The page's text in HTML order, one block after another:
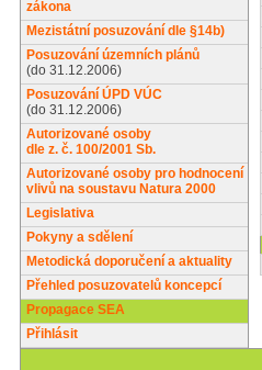
zákona
Mezistátní posuzování dle §14b)
Posuzování územních plánů
(do 31.12.2006)
Posuzování ÚPD VÚC
(do 31.12.2006)
Autorizované osoby
dle z. č. 100/2001 Sb.
Autorizované osoby pro hodnocení
vlivů na soustavu Natura 2000
Legislativa
Pokyny a sdělení
Metodická doporučení a aktuality
Přehled posuzovatelů koncepcí
Propagace SEA
Přihlásit